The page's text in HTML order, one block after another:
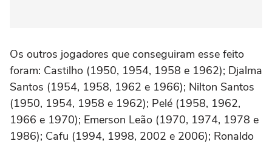
Os outros jogadores que conseguiram esse feito
foram: Castilho (1950, 1954, 1958 e 1962); Djalma
Santos (1954, 1958, 1962 e 1966); Nilton Santos
(1950, 1954, 1958 e 1962); Pelé (1958, 1962,
1966 e 1970); Emerson Leão (1970, 1974, 1978 e
1986); Cafu (1994, 1998, 2002 e 2006); Ronaldo